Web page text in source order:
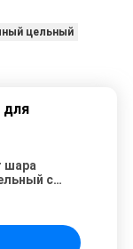
цельный
для
шара
с